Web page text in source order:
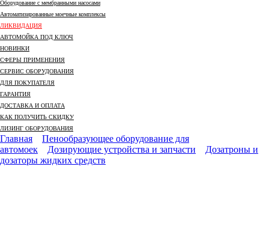
Оборудование с мембранными насосами
Автоматизированные моечные комплексы
ЛИКВИДАЦИЯ
АВТОМОЙКА ПОД КЛЮЧ
НОВИНКИ
СФЕРЫ ПРИМЕНЕНИЯ
СЕРВИС ОБОРУДОВАНИЯ
ДЛЯ ПОКУПАТЕЛЯ
ГАРАНТИЯ
ДОСТАВКА И ОПЛАТА
КАК ПОЛУЧИТЬ СКИДКУ
ЛИЗИНГ ОБОРУДОВАНИЯ
Главная
Пенообразующее оборудование для
автомоек
Дозирующие устройства и запчасти
Дозатроны и
дозаторы жидких средств